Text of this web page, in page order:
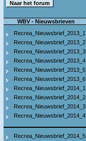
WBV - Nieuwsbrieven
Recrea_Nieuwsbrief_2013_1
Recrea_Nieuwsbrief_2013_2
Recrea_Nieuwsbrief_2013_3
Recrea_Nieuwsbrief_2013_4
Recrea_Nieuwsbrief_2013_5
Recrea_Nieuwsbrief_2013_6
Recrea_Nieuwsbrief_2014_1
Recrea_Nieuwsbrief_2014_2
Recrea_Nieuwsbrief_2014_3
Recrea_Nieuwsbrief_2014_4
Recrea_Nieuwsbrief_2014_5